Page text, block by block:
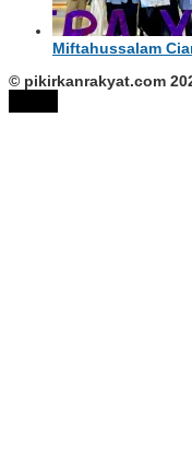
Miftahussalam
© pikirkanrakyat.com